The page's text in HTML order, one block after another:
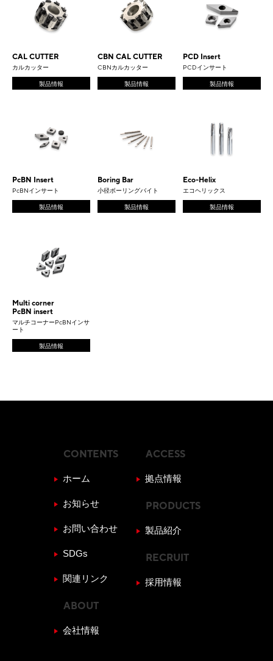
CAL CUTTER
カルカッター
製品情報
CBN CAL CUTTER
CBNカルカッター
製品情報
PCD Insert
PCDインサート
製品情報
PcBN Insert
PcBNインサート
製品情報
Boring Bar
小径ボーリングバイト
製品情報
Eco-Helix
エコヘリックス
製品情報
Multi corner
PcBN insert
マルチコーナーPcBNインサ
ート
製品情報
CONTENTS
ホーム
お知らせ
お問い合わせ
SDGs
関連リンク
ABOUT
会社情報
ACCESS
拠点情報
PRODUCTS
製品紹介
RECRUIT
採用情報